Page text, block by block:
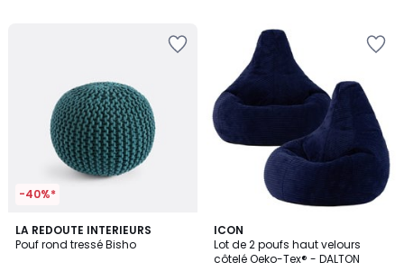
-40%*
LA REDOUTE INTERIEURS
Pouf rond tressé Bisho
4,1
/ 5
2
Couleurs
ICON
Lot de 2 poufs haut velours
côtelé Oeko-Tex® - DALTON
5
/
5
8
Couleurs